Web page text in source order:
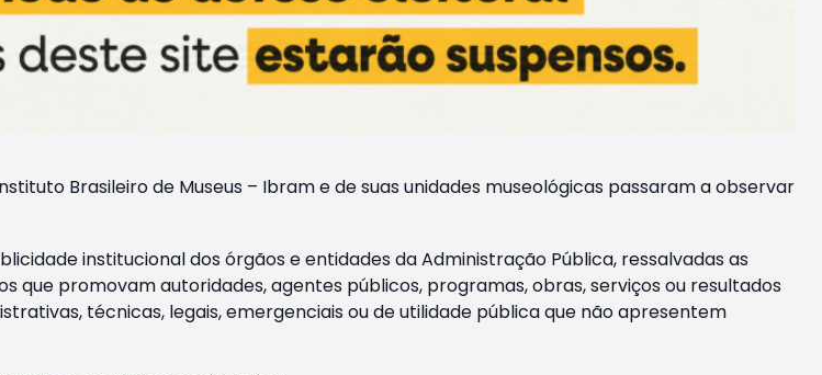
Brasileiro de Museus – Ibram e de suas unidades museológicas passaram a observar
institucional dos órgãos e entidades da Administração Pública, ressalvadas as
que promovam autoridades, agentes públicos, programas, obras, serviços ou resultados
técnicas, legais, emergenciais ou de utilidade pública que não apresentem